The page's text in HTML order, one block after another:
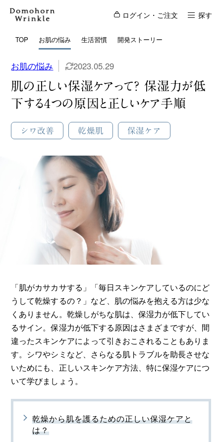
ログイン・ご注文 探す
TOP お肌の悩み 生活習慣 開発ストーリー
お肌の悩み 2023.05.29
肌の正しい保湿ケアって？ 保湿力が低
下する4つの原因と正しいケア手順
シワ改善 乾燥肌 保湿ケア
「肌がカサカサする」「毎日スキンケアしているのにど
うして乾燥するの？」など、肌の悩みを抱える方は少な
くありません。乾燥しがちな肌は、保湿力が低下してい
るサイン。保湿力が低下する原因はさまざまですが、間
違ったスキンケアによって引きおこされることもありま
す。シワやシミなど、さらなる肌トラブルを助長させな
いためにも、正しいスキンケア方法、特に保湿ケアにつ
いて学びましょう。
乾燥から肌を護るための正しい保湿ケアと
は？